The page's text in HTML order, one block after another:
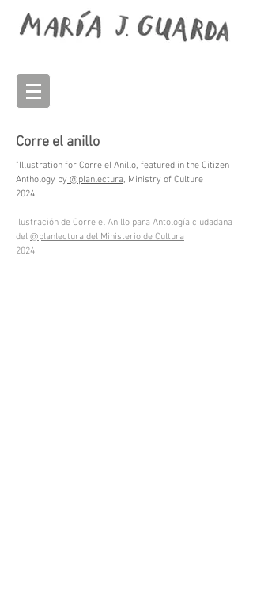
Corre el anillo
"Illustration for Corre el Anillo, featured in the Citizen
Anthology by @planlectura, Ministry of Culture
2024
Ilustración de Corre el Anillo para Antología ciudadana
del @planlectura del Ministerio de Cultura
2024